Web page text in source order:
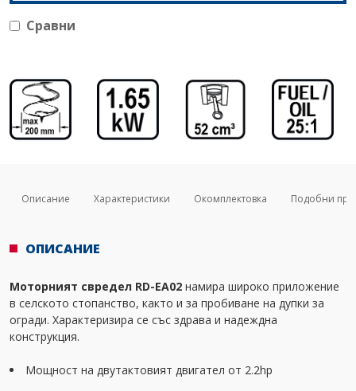
Сравни
Описание Характеристики Окомплектовка Подобни
ОПИСАНИЕ
Моторният свредел RD-EA02 намира широко приложение
в селското стопанство, както и за пробиване на дупки за
огради. Характеризира се със здрава и надеждна
конструкция.
Мощност на двутактовият двигател от 2.2hp